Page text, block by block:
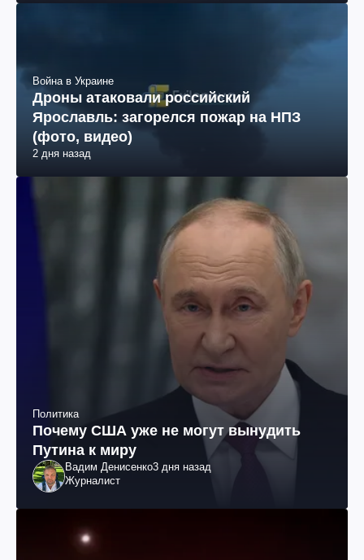
Война в Украине
Дроны атаковали российский
Ярославль: загорелся пожар на НПЗ
(фото, видео)
2 дня назад
Политика
Почему США уже не могут вынудить
Путина к миру
Вадим Денисенко3 дня назад
Журналист